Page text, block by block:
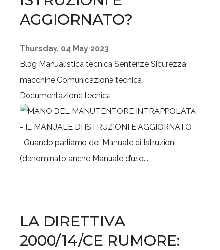
AGGIORNATO?
Thursday, 04 May 2023
Blog Manualistica tecnica Sentenze Sicurezza
macchine Comunicazione tecnica
Documentazione tecnica
Quando parliamo del Manuale di Istruzioni
(denominato anche Manuale d’uso...
LA DIRETTIVA
2000/14/CE RUMORE: